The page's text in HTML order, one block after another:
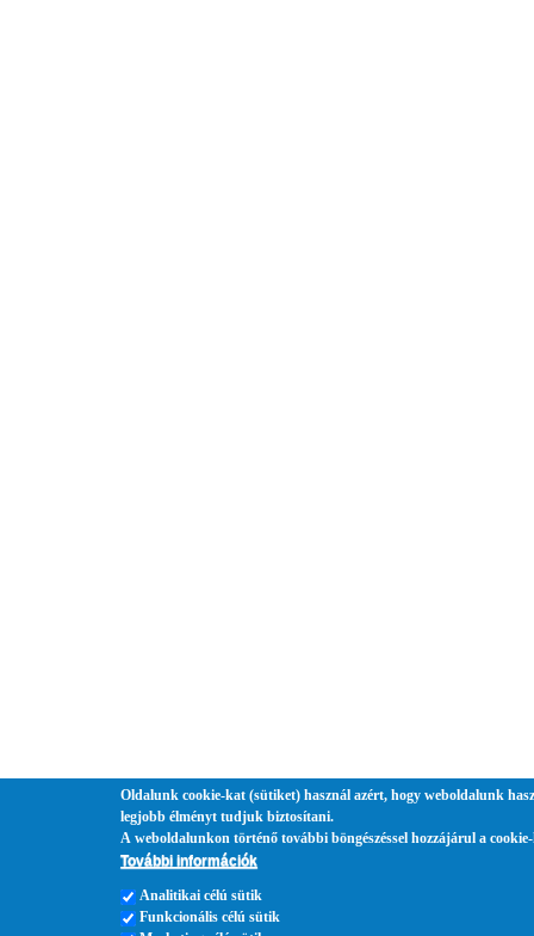
Oldalunk cookie-kat (sütiket) használ azért, hogy weboldalunk
legjobb élményt tudjuk biztosítani.
A weboldalunkon történő további böngészéssel hozzájárul a
További információk
Analitikai célú sütik
Funkcionális célú sütik